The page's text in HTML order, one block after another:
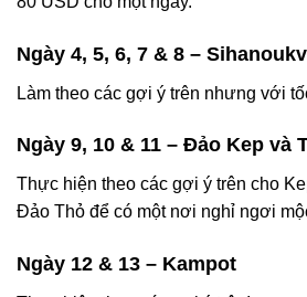
Ngày 4, 5, 6, 7 & 8 –
Làm theo các gợi ý trên nhưng với
Ngày 9, 10 & 11 – Đảo Kep và
Thực hiện theo các gợi ý trên cho
Đảo Thỏ để có một nơi nghỉ ngơi
Ngày 12 & 13 – Kampot